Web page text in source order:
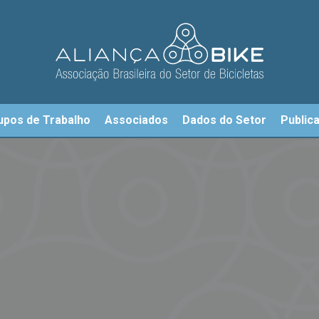
de Trabalho Associados Dados do Setor